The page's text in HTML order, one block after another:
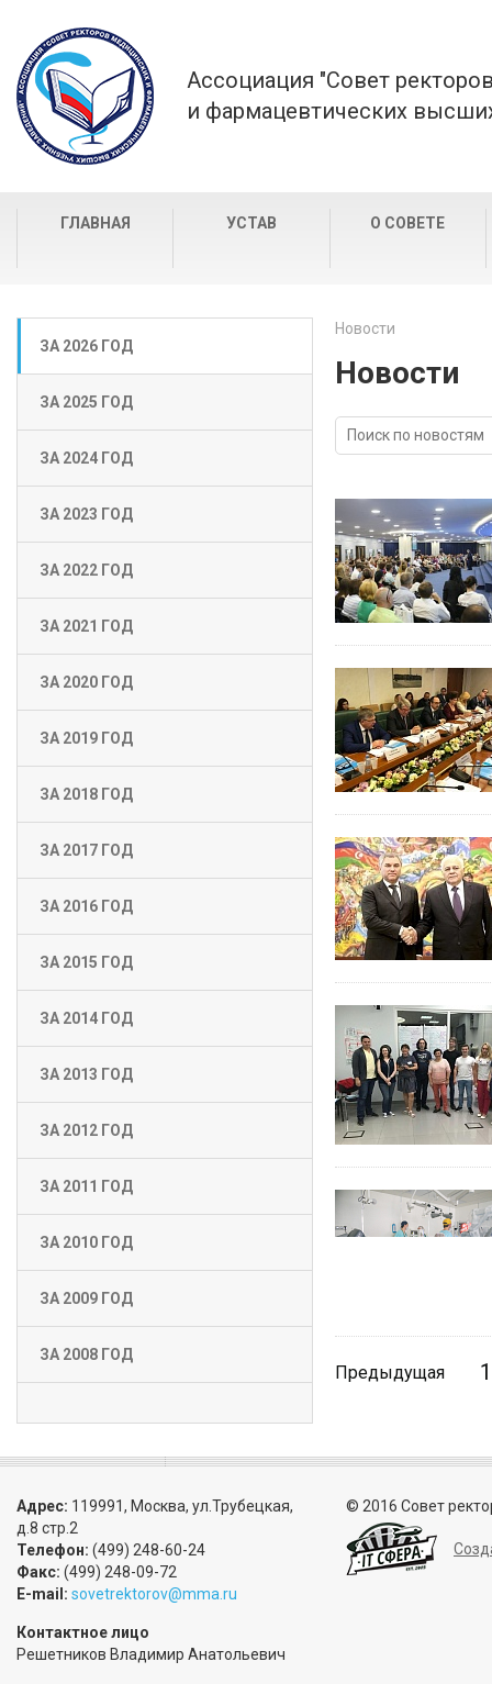
Ассоциация "Совет
и фармацевтических
ГЛАВНАЯ УСТАВ О СОВЕТЕ
ЗА 2026 ГОД
ЗА 2025 ГОД
ЗА 2024 ГОД
ЗА 2023 ГОД
ЗА 2022 ГОД
ЗА 2021 ГОД
ЗА 2020 ГОД
ЗА 2019 ГОД
ЗА 2018 ГОД
ЗА 2017 ГОД
ЗА 2016 ГОД
ЗА 2015 ГОД
ЗА 2014 ГОД
ЗА 2013 ГОД
ЗА 2012 ГОД
ЗА 2011 ГОД
ЗА 2010 ГОД
ЗА 2009 ГОД
ЗА 2008 ГОД
Новости
Новости
Предыдущая 1
Адрес: 119991, Москва, ул.Трубецкая,
д.8 стр.2
Телефон: (499) 248-60-24
Факс: (499) 248-09-72
E-mail: sovetrektorov@mma.ru
Контактное лицо
Решетников Владимир Анатольевич
© 2016 Совет